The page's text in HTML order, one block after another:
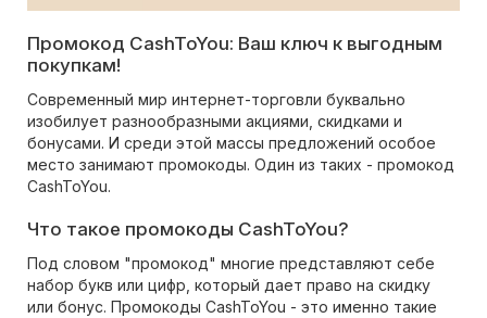
Промокод CashToYou: Ваш ключ к выгодным
покупкам!
Современный мир интернет-торговли буквально
изобилует разнообразными акциями, скидками и
бонусами. И среди этой массы предложений особое
место занимают промокоды. Один из таких - промокод
CashToYou.
Что такое промокоды CashToYou?
Под словом "промокод" многие представляют себе
набор букв или цифр, который дает право на скидку
или бонус. Промокоды CashToYou - это именно такие